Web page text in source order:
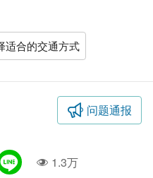
适合的交通方式
问题通报
人气1.3万